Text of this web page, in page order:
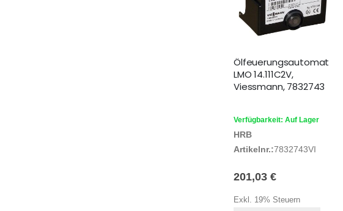
Ölfeuerungsautomat
LMO 14.111C2V,
Viessmann, 7832743
Verfügbarkeit: Auf Lager
HRB
Artikelnr.:7832743VI
201,03 €
Exkl. 19% Steuern